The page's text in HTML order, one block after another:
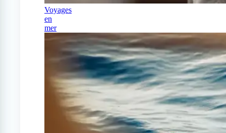
Voyages
en
mer